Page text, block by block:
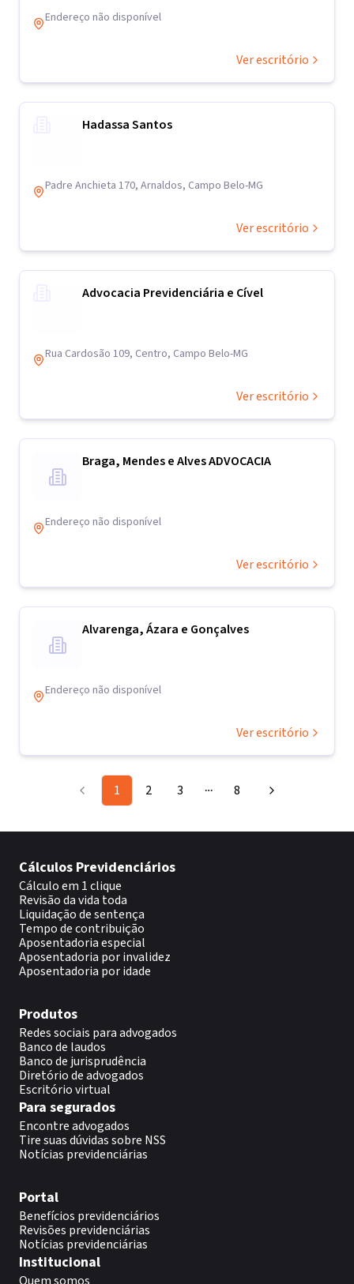
Endereço não disponível
Ver escritório
Hadassa Santos
Padre Anchieta 170, Arnaldos, Campo Belo-MG
Ver escritório
Advocacia Previdenciária e Cível
Rua Cardosão 109, Centro, Campo Belo-MG
Ver escritório
Braga, Mendes e Alves ADVOCACIA
Endereço não disponível
Ver escritório
Alvarenga, Ázara e Gonçalves
Endereço não disponível
Ver escritório
1 2 3 More pages
8
Cálculos Previdenciários
Cálculo em 1 clique
Revisão da vida toda
Liquidação de sentença
Tempo de contribuição
Aposentadoria especial
Aposentadoria por invalidez
Aposentadoria por idade
Produtos
Redes sociais para advogados
Banco de laudos
Banco de jurisprudência
Diretório de advogados
Escritório virtual
Para segurados
Encontre advogados
Tire suas dúvidas sobre NSS
Notícias previdenciárias
Portal
Benefícios previdenciários
Revisões previdenciárias
Notícias previdenciárias
Institucional